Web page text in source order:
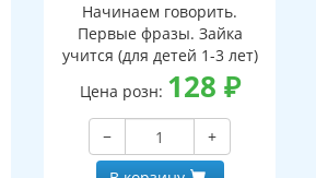
Начинаем говорить.
Первые фразы. Зайка
учится (для детей 1-3 лет)
Цена розн: 128 ₽
−
+